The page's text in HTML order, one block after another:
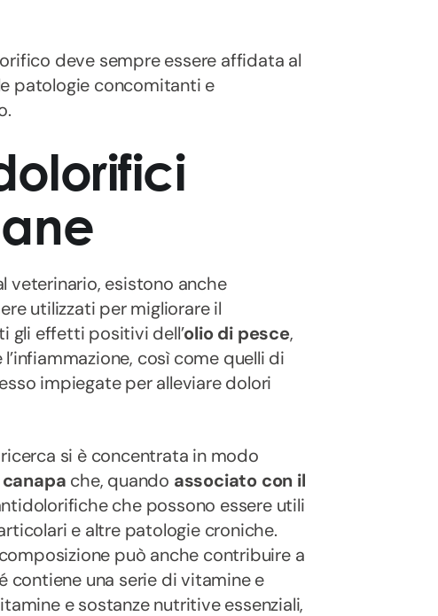
deve sempre essere affidata al
patologie concomitanti e
veterinario, esistono anche
utilizzati per migliorare il
gli effetti positivi dell’olio di pesce,
così come quelli di
impiegate per alleviare dolori
si è concentrata in modo
che, quando associato con il
che possono essere utili
e altre patologie croniche.
può anche contribuire a
contiene una serie di vitamine e
e sostanze nutritive essenziali,